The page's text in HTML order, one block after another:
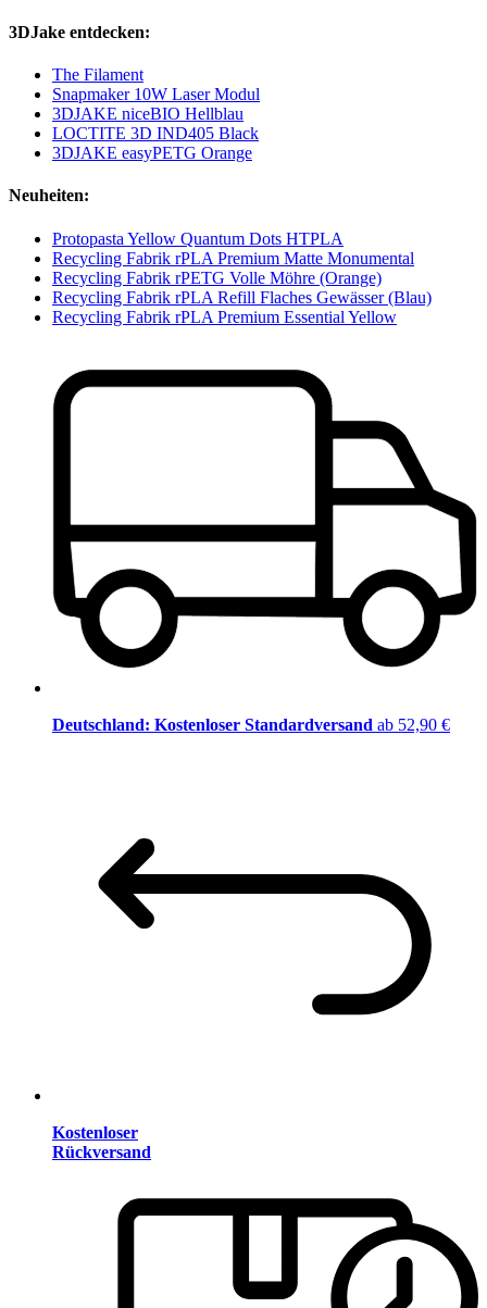
3DJake entdecken:
The Filament
Snapmaker 10W Laser Modul
3DJAKE niceBIO Hellblau
LOCTITE 3D IND405 Black
3DJAKE easyPETG Orange
Neuheiten:
Protopasta Yellow Quantum Dots HTPLA
Recycling Fabrik rPLA Premium Matte Monumental
Recycling Fabrik rPETG Volle Möhre (Orange)
Recycling Fabrik rPLA Refill Flaches Gewässer (Blau)
Recycling Fabrik rPLA Premium Essential Yellow
Deutschland: Kostenloser Standardversand ab 52,90 €
Kostenloser
Rückversand